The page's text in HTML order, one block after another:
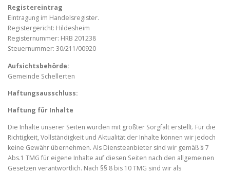
Registereintrag
Eintragung im Handelsregister.
Registergericht: Hildesheim
Registernummer: HRB 201238
Steuernummer: 30/211/00920
Aufsichtsbehörde:
Gemeinde Schellerten
Haftungsausschluss:
Haftung für Inhalte
Die Inhalte unserer Seiten wurden mit größter Sorgfalt erstellt. Für die
Richtigkeit, Vollständigkeit und Aktualität der Inhalte können wir jedoch
keine Gewähr übernehmen. Als Diensteanbieter sind wir gemäß § 7
Abs.1 TMG für eigene Inhalte auf diesen Seiten nach den allgemeinen
Gesetzen verantwortlich. Nach §§ 8 bis 10 TMG sind wir als